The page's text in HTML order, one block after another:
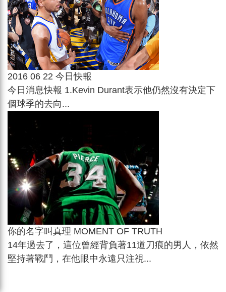
2016 06 22 今日快報
今日消息快報 1.Kevin Durant表示他仍然沒有決定下
個球季的去向...
你的名字叫真理 MOMENT OF TRUTH
14年過去了，這位曾經背負著11道刀痕的男人，依然
堅持著戰鬥，在他眼中永遠只注視...